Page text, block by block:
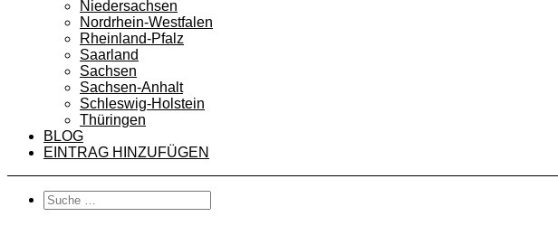
Niedersachsen
Nordrhein-Westfalen
Rheinland-Pfalz
Saarland
Sachsen
Sachsen-Anhalt
Schleswig-Holstein
Thüringen
BLOG
EINTRAG HINZUFÜGEN